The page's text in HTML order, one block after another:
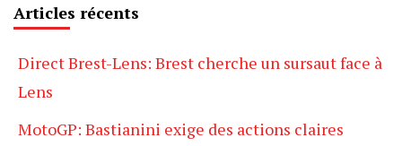
Articles récents
Direct Brest-Lens: Brest cherche un sursaut face à
Lens
MotoGP: Bastianini exige des actions claires